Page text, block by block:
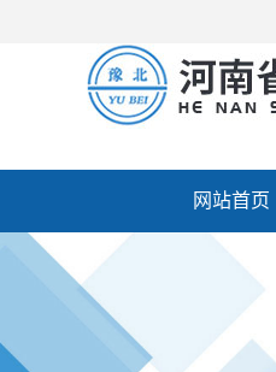
网站首页
厂房设备